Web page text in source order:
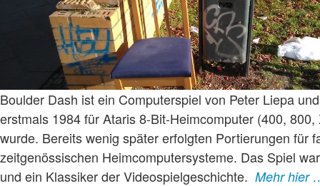
Boulder Dash ist ein Computerspiel von Peter Liepa
erstmals 1984 für Ataris 8-Bit-Heimcomputer (400,
wurde. Bereits wenig später erfolgten Portierungen für
zeitgenössischen Heimcomputersysteme. Das Spiel
und ein Klassiker der Videospielgeschichte. Mehr hier